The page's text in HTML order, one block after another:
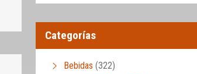
Categorías
Bebidas (322)